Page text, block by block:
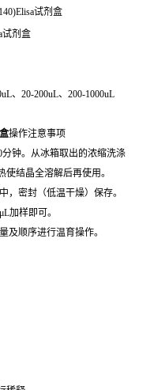
试剂盒
试剂盒
、20-200uL、200-1000uL
操作注意事项
钟。从冰箱取出的浓缩洗涤
结晶全溶解后再使用。
，密封（低温干燥）保存。
加样即可。
及顺序进行温育操作。